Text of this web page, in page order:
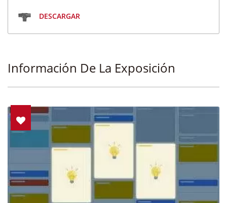
DESCARGAR
Información De La Exposición